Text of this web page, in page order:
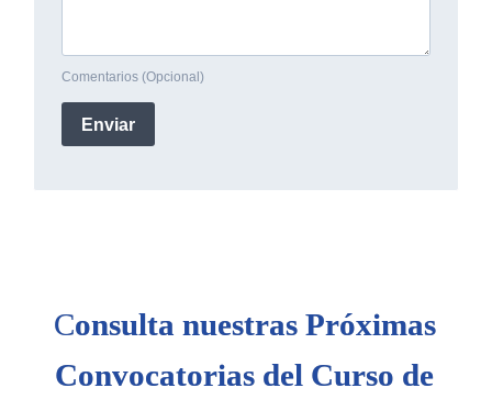
Consulta nuestras Próximas
Convocatorias del Curso de